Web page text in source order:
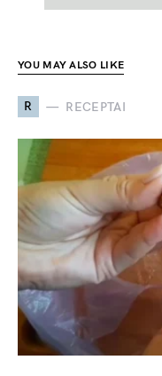
YOU MAY ALSO LIKE
R RECEPTAI